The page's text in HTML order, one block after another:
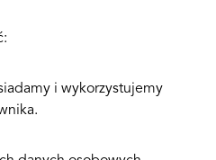
i wykorzystujemy